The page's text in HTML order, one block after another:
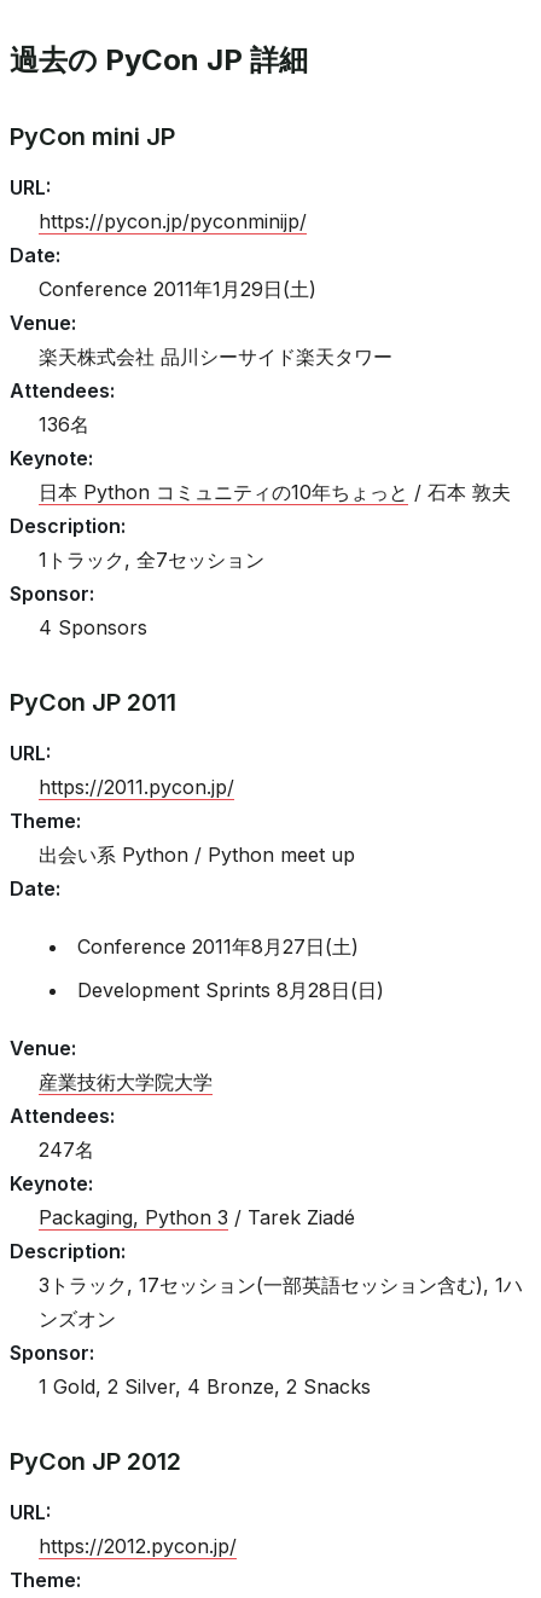
過去の PyCon JP 詳細
PyCon mini JP
URL:
https://pycon.jp/pyconminijp/
Date:
Conference 2011年1月29日(土)
Venue:
楽天株式会社 品川シーサイド楽天タワー
Attendees:
136名
Keynote:
日本 Python コミュニティの10年ちょっと / 石本 敦夫
Description:
1トラック, 全7セッション
Sponsor:
4 Sponsors
PyCon JP 2011
URL:
https://2011.pycon.jp/
Theme:
出会い系 Python / Python meet up
Date:
Conference 2011年8月27日(土)
Development Sprints 8月28日(日)
Venue:
産業技術大学院大学
Attendees:
247名
Keynote:
Packaging, Python 3 / Tarek Ziadé
Description:
3トラック, 17セッション(一部英語セッション含む), 1ハ
ンズオン
Sponsor:
1 Gold, 2 Silver, 4 Bronze, 2 Snacks
PyCon JP 2012
URL:
https://2012.pycon.jp/
Theme: